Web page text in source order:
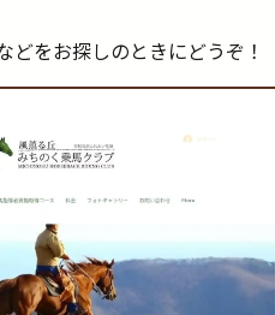
をお探しのときにどうぞ！